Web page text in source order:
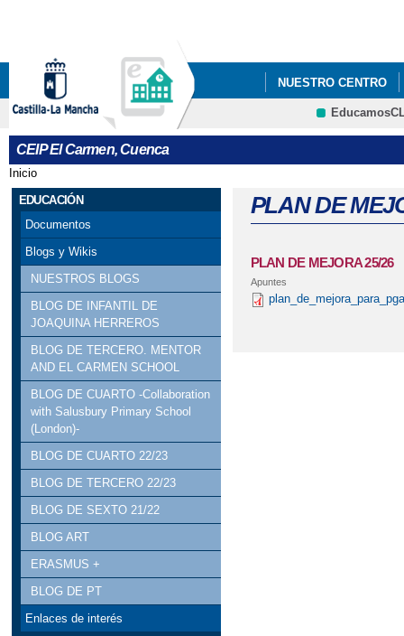
NUESTRO CENTRO
PROYECTO
CEIP El Carmen, Cuenca
Se encuentra usted aquí
Inicio
EDUCACIÓN
Documentos
Blogs y Wikis
NUESTROS BLOGS
BLOG DE INFANTIL DE
JOAQUINA HERREROS
BLOG DE TERCERO. MENTOR
AND EL CARMEN SCHOOL
BLOG DE CUARTO -Collaboration
with Salusbury Primary School
(London)-
BLOG DE CUARTO 22/23
BLOG DE TERCERO 22/23
BLOG DE SEXTO 21/22
BLOG ART
ERASMUS +
BLOG DE PT
Enlaces de interés
PLAN DE
PLAN DE MEJORA 25/26
Apuntes